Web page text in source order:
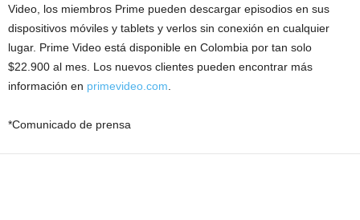
Video, los miembros Prime pueden descargar episodios en sus
dispositivos móviles y tablets y verlos sin conexión en cualquier
lugar. Prime Video está disponible en Colombia por tan solo
$22.900 al mes. Los nuevos clientes pueden encontrar más
información en primevideo.com
*Comunicado de prensa